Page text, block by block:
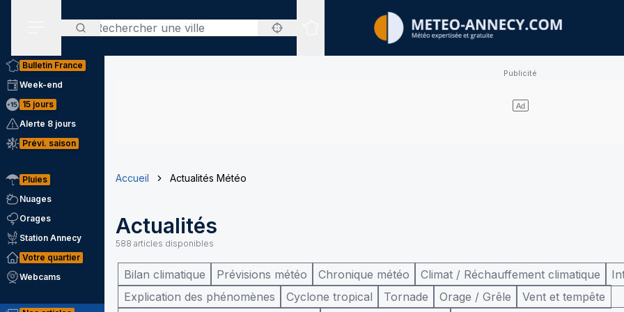
Rechercher
Sites expertisés
Bulletin France
Week-end
15 jours
Alerte 8 jours
Prévi. saison
Pluies
Nuages
Orages
Station Annecy
Votre quartier
Webcams
Accueil Actualités Météo
Actualités
588 articles disponibles
Bilan climatique Prévisions météo Chronique météo Climat / Réchauffement climatique
Explication des phénomènes
Cyclone tropical Tornade Orage / Grêle
Vent et tempête